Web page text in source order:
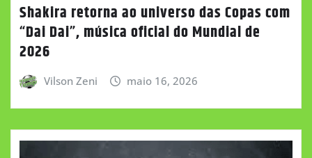
Shakira retorna ao universo das Copas com
“Dai Dai”, música oficial do Mundial de
2026
Vilson Zeni maio 16, 2026